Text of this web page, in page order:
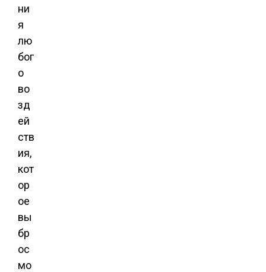
ни
я
лю
бог
о
во
зд
ей
ств
ия,
кот
ор
ое
вы
бр
ос
мо